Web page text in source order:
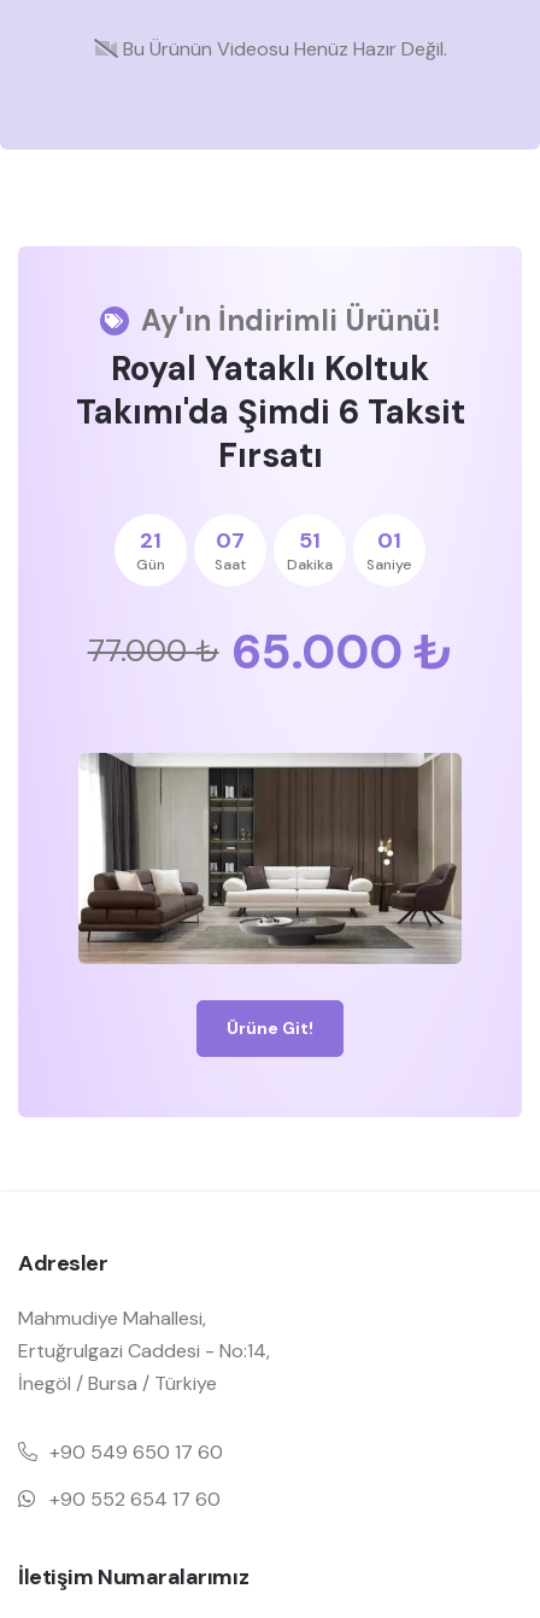
Bu Ürünün Videosu Henüz Hazır Değil.
Ay'ın İndirimli Ürünü!
Royal Yataklı Koltuk
Takımı'da Şimdi 6 Taksit
Fırsatı
21
Gün
07
Saat
51
Dakika
01
Saniye
77.000 ₺ 65.000 ₺
Ürüne Git!
Adresler
Mahmudiye Mahallesi,
Ertuğrulgazi Caddesi - No:14,
İnegöl / Bursa / Türkiye
+90 549 650 17 60
+90 552 654 17 60
İletişim Numaralarımız